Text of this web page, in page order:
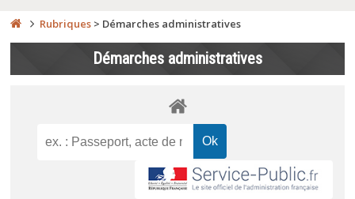
Rubriques > Démarches administratives
Démarches administratives